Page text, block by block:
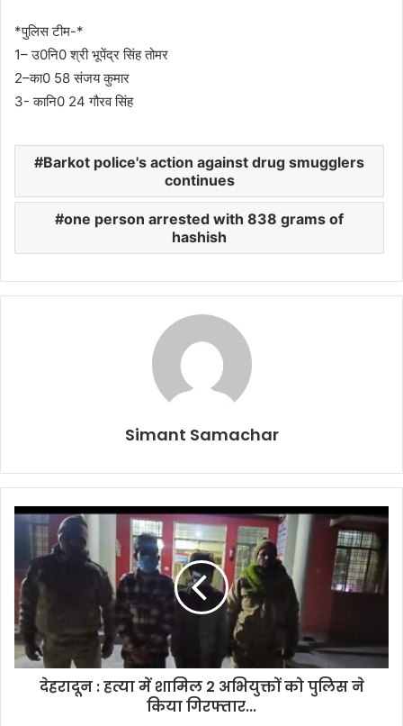
*पुलिस टीम-*
1– उ0नि0 श्री भूपेंद्र सिंह तोमर
2–का0 58 संजय कुमार
3- कानि0 24 गौरव सिंह
Barkot police's action against drug smugglers
continues
one person arrested with 838 grams of
hashish
Simant Samachar
देहरादून : हत्या में शामिल 2 अभियुक्तों को पुलिस ने
किया गिरफ्तार...